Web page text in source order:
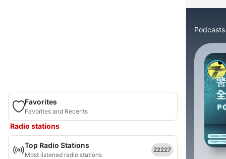
Favorites
Favorites and Recents
Radio stations
Top Radio Stations
Most listened radio stations
22227
Podcasts